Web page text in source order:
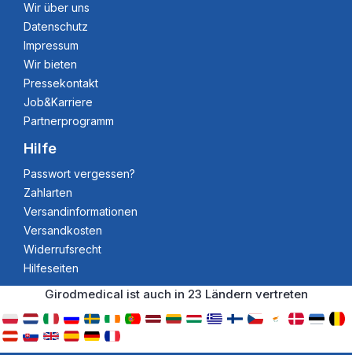
Wir über uns
Datenschutz
Impressum
Wir bieten
Pressekontakt
Job&Karriere
Partnerprogramm
Hilfe
Passwort vergessen?
Zahlarten
Versandinformationen
Versandkosten
Widerrufsrecht
Hilfeseiten
Girodmedical ist auch in 23 Ländern vertreten